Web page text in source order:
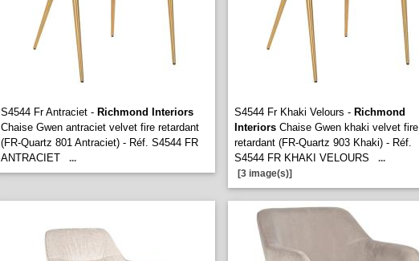
S4544 Fr Antraciet - Richmond Interiors
Chaise Gwen antraciet velvet fire retardant
(FR-Quartz 801 Antraciet) - Réf. S4544 FR
ANTRACIET
...
S4544 Fr Khaki Velours - Richmond
Interiors Chaise Gwen khaki velvet fire
retardant (FR-Quartz 903 Khaki) - Réf.
S4544 FR KHAKI VELOURS
...
[3 image(s)]